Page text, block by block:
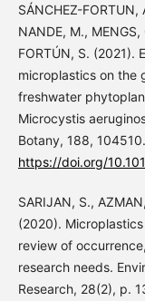
SÁNCHEZ-FORTUN,
NANDE, M.,
FORTÚN, S.
microplastics on the
freshwater
Microcystis
Botany, 188, 104510.
https://doi.org/
SARIJAN, S.,
(2020).
review of
research needs.
Research, 28(2), p.